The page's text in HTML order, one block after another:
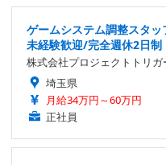
ゲームシステム調整スタ
未経験歓迎/完全週休2日制
株式会社プロジェクトトリガ
埼玉県
月給34万円～60万円
正社員